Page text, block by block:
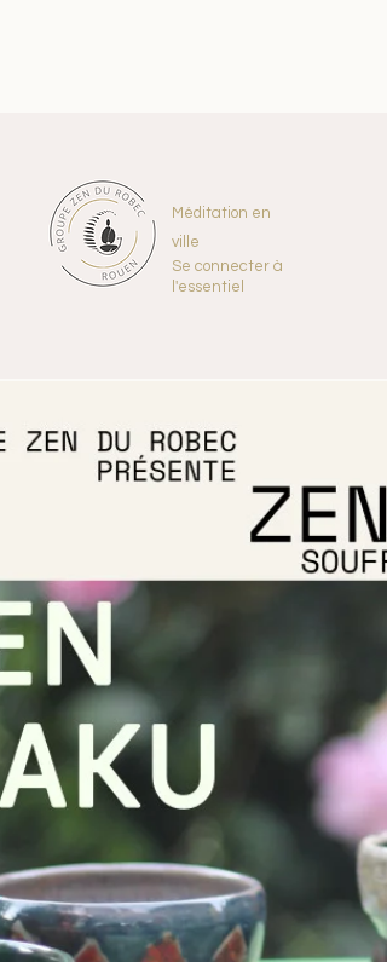
Méditation en
ville
Se connecter à
l'essentiel